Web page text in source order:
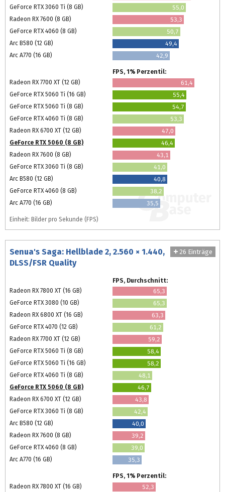
GeForce RTX 3060 Ti (8 GB)
55,0
Radeon RX 7600 (8 GB)
53,3
GeForce RTX 4060 (8 GB)
50,7
Arc B580 (12 GB)
49,4
Arc A770 (16 GB)
42,9
FPS, 1% Perzentil:
Radeon RX 7700 XT (12 GB)
61,4
GeForce RTX 5060 Ti (16 GB)
55,4
GeForce RTX 5060 Ti (8 GB)
54,7
GeForce RTX 4060 Ti (8 GB)
53,3
Radeon RX 6700 XT (12 GB)
47,0
GeForce RTX 5060 (8 GB)
46,4
Radeon RX 7600 (8 GB)
43,1
GeForce RTX 3060 Ti (8 GB)
41,0
Arc B580 (12 GB)
40,8
GeForce RTX 4060 (8 GB)
38,2
Arc A770 (16 GB)
35,5
Einheit: Bilder pro Sekunde (FPS)
26 Einträge
Senua's Saga: Hellblade 2, 2.560 × 1.440,
DLSS/FSR Quality
FPS, Durchschnitt:
Radeon RX 7800 XT (16 GB)
65,3
GeForce RTX 3080 (10 GB)
65,3
Radeon RX 6800 XT (16 GB)
63,3
GeForce RTX 4070 (12 GB)
61,2
Radeon RX 7700 XT (12 GB)
59,2
GeForce RTX 5060 Ti (8 GB)
58,4
GeForce RTX 5060 Ti (16 GB)
58,2
GeForce RTX 4060 Ti (8 GB)
48,1
GeForce RTX 5060 (8 GB)
46,7
Radeon RX 6700 XT (12 GB)
43,8
GeForce RTX 3060 Ti (8 GB)
42,4
Arc B580 (12 GB)
40,0
Radeon RX 7600 (8 GB)
39,2
GeForce RTX 4060 (8 GB)
39,0
Arc A770 (16 GB)
35,3
FPS, 1% Perzentil:
Radeon RX 7800 XT (16 GB)
52,3